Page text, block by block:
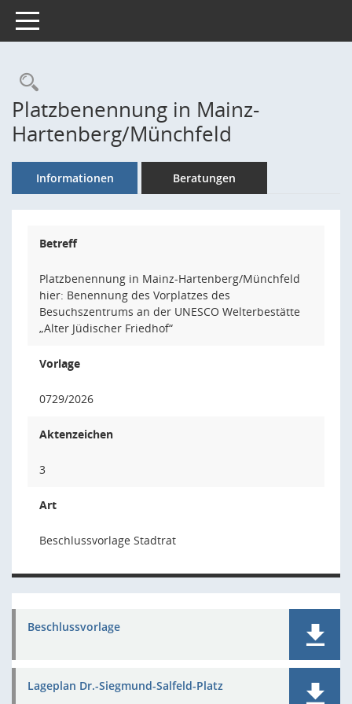
Toggle navigation
Rechercheauswahl
Platzbenennung in Mainz-
Hartenberg/Münchfeld
Informationen Beratungen
Betreff
Platzbenennung in Mainz-Hartenberg/Münchfeld
hier: Benennung des Vorplatzes des
Besuchszentrums an der UNESCO Welterbestätte
„Alter Jüdischer Friedhof“
Vorlage
0729/2026
Aktenzeichen
3
Art
Beschlussvorlage Stadtrat
Beschlussvorlage
Lageplan Dr.-Siegmund-Salfeld-Platz